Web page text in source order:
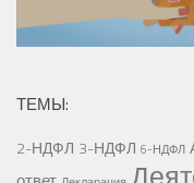
ТЕМЫ:
2-НДФЛ 3-НДФЛ 6-НДФЛ